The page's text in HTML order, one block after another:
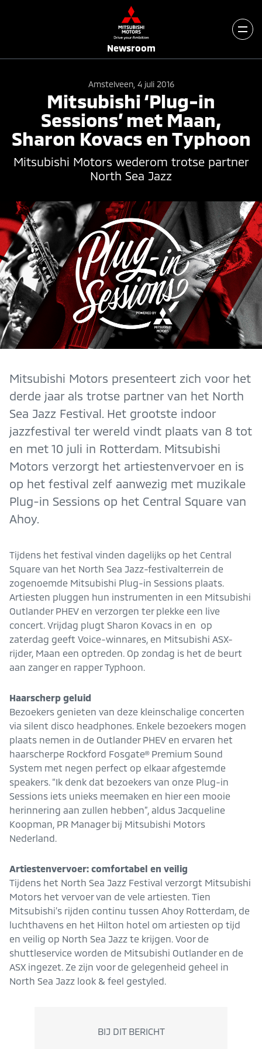
Newsroom
Amstelveen, 4 juli 2016
Mitsubishi ‘Plug-in
Sessions’ met Maan,
Sharon Kovacs en Typhoon
Mitsubishi Motors wederom trotse partner
North Sea Jazz
Mitsubishi Motors presenteert zich voor het
derde jaar als trotse partner van het North
Sea Jazz Festival. Het grootste indoor
jazzfestival ter wereld vindt plaats van 8 tot
en met 10 juli in Rotterdam. Mitsubishi
Motors verzorgt het artiestenvervoer en is
op het festival zelf aanwezig met muzikale
Plug-in Sessions op het Central Square van
Ahoy.
Tijdens het festival vinden dagelijks op het Central
Square van het North Sea Jazz-festivalterrein de
zogenoemde Mitsubishi Plug-in Sessions plaats.
Artiesten pluggen hun instrumenten in een Mitsubishi
Outlander PHEV en verzorgen ter plekke een live
concert. Vrijdag plugt Sharon Kovacs in en op
zaterdag geeft Voice-winnares, en Mitsubishi ASX-
rijder, Maan een optreden. Op zondag is het de beurt
aan zanger en rapper Typhoon.
Haarscherp geluid
Bezoekers genieten van deze kleinschalige concerten
via silent disco headphones. Enkele bezoekers mogen
plaats nemen in de Outlander PHEV en ervaren het
haarscherpe Rockford Fosgate® Premium Sound
System met negen perfect op elkaar afgestemde
speakers. “Ik denk dat bezoekers van onze Plug-in
Sessions iets unieks meemaken en hier een mooie
herinnering aan zullen hebben”, aldus Jacqueline
Koopman, PR Manager bij Mitsubishi Motors
Nederland.
Artiestenvervoer: comfortabel en veilig
Tijdens het North Sea Jazz Festival verzorgt Mitsubishi
Motors het vervoer van de vele artiesten. Tien
Mitsubishi’s rijden continu tussen Ahoy Rotterdam, de
luchthavens en het Hilton hotel om artiesten op tijd
en veilig op North Sea Jazz te krijgen. Voor de
shuttleservice worden de Mitsubishi Outlander en de
ASX ingezet. Ze zijn voor de gelegenheid geheel in
North Sea Jazz look & feel gestyled.
BIJ DIT BERICHT